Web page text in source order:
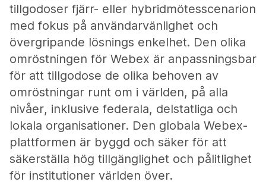
tillgodoser fjärr- eller hybridmötesscenarion
med fokus på användarvänlighet och
övergripande lösnings enkelhet. Den olika
omröstningen för Webex är anpassningsbar
för att tillgodose de olika behoven av
omröstningar runt om i världen, på alla
nivåer, inklusive federala, delstatliga och
lokala organisationer. Den globala Webex-
plattformen är byggd och säker för att
säkerställa hög tillgänglighet och pålitlighet
för institutioner världen över.